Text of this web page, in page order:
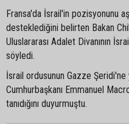
Fransa'da İsrail'in pozisyonunu
desteklediğini belirten Bakan
Uluslararası Adalet Divanının
söyledi.
İsrail ordusunun Gazze Şeridi'ne
Cumhurbaşkanı Emmanuel
tanıdığını duyurmuştu.